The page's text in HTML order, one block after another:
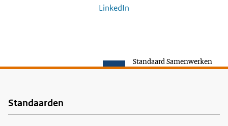
LinkedIn
Standaard Samenwerken
Voet
Standaarden